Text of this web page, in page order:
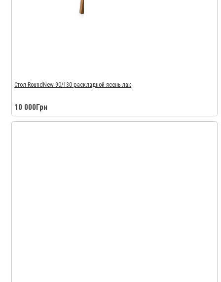
Стол RoundNew 90/130 раскладной ясень лак
10 000Грн